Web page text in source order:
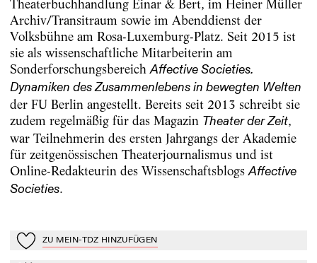
Theaterbuchhandlung Einar & Bert, im Heiner Müller
Archiv/Transitraum sowie im Abenddienst der
Volksbühne am Rosa-Luxemburg-Platz. Seit 2015 ist
sie als wissenschaftliche Mitarbeiterin am
SonderforschungsbereichAffective Societies.
Dynamiken des Zusammenlebens in bewegten Welten
der FU Berlin angestellt. Bereits seit 2013 schreibt sie
zudem regelmäßig für das Magazin Theater der Zeit,
war Teilnehmerin des ersten Jahrgangs der Akademie
für zeitgenössischen Theaterjournalismus und ist
Online-Redakteurin des WissenschaftsblogsAffective
Societies.
Zu Mein-TdZ hinzufügen
ZU MEIN-TDZ HINZUFÜGEN